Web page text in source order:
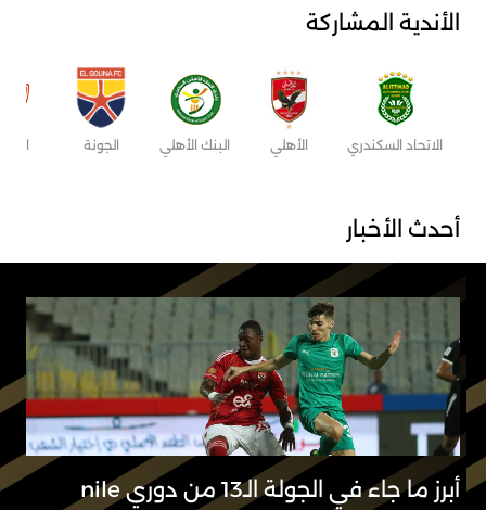
الأندية المشاركة
الاتحاد السكندري الأهلي البنك الأهلي الجونة
أحدث الأخبار
أبرز ما جاء في الجولة الـ13 من دوري nile